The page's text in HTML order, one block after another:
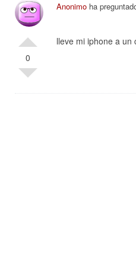
0
Anonimo ha
lleve mi iphone a un